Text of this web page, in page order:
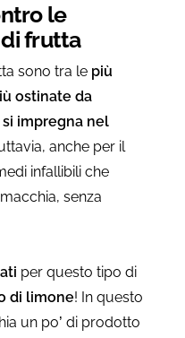
le
frutta
sono tra le più
ostinate da
impregna nel
anche per il
infallibili che
senza
per questo tipo di
di limone! In questo
un po’ di prodotto